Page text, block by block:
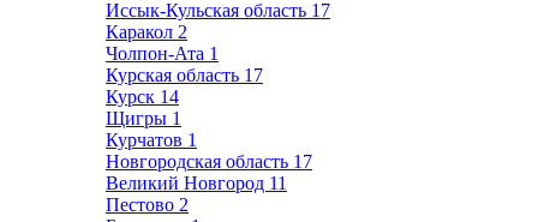
Иссык-Кульская область 17
Каракол 2
Чолпон-Ата 1
Курская область 17
Курск 14
Щигры 1
Курчатов 1
Новгородская область 17
Великий Новгород 11
Пестово 2